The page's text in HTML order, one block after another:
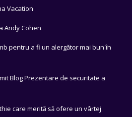
Vacation
Andy Cohen
pentru a fi un alergător mai bun în
Blog Prezentare de securitate a
care merită să ofere un vârtej